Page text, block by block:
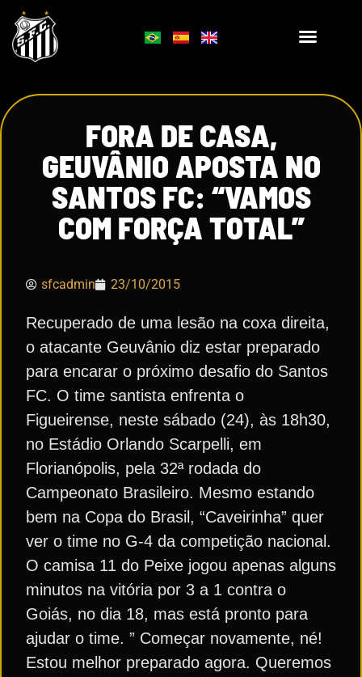
FORA DE CASA,
GEUVÂNIO APOSTA NO
SANTOS FC: “VAMOS
COM FORÇA TOTAL”
sfcadmin 23/10/2015
Recuperado de uma lesão na coxa direita,
o atacante Geuvânio diz estar preparado
para encarar o próximo desafio do Santos
FC. O time santista enfrenta o
Figueirense, neste sábado (24), às 18h30,
no Estádio Orlando Scarpelli, em
Florianópolis, pela 32ª rodada do
Campeonato Brasileiro. Mesmo estando
bem na Copa do Brasil, “Caveirinha” quer
ver o time no G-4 da competição nacional.
O camisa 11 do Peixe jogou apenas alguns
minutos na vitória por 3 a 1 contra o
Goiás, no dia 18, mas está pronto para
ajudar o time. ” Começar novamente, né!
Estou melhor preparado agora. Queremos